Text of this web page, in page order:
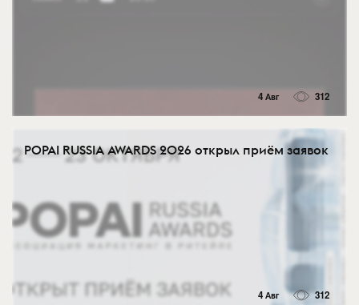
4 Авг 312
POPAI RUSSIA AWARDS 2026 открыл приём заявок
4 Авг 312